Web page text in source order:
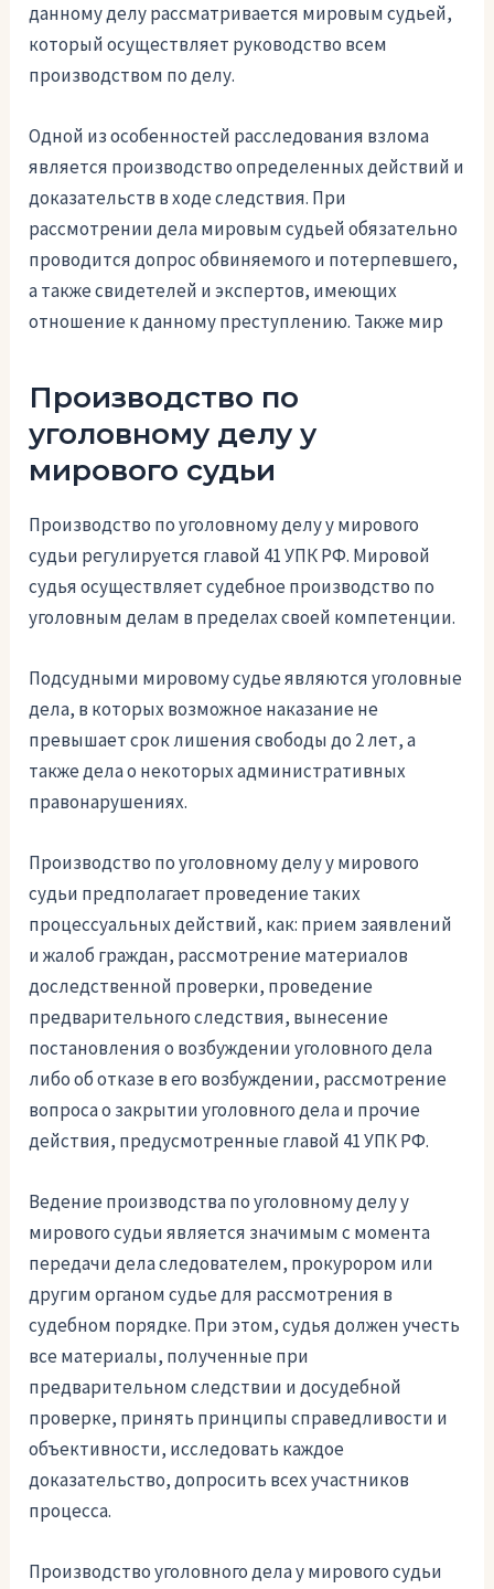
данному делу рассматривается мировым судьей,
который осуществляет руководство всем
производством по делу.
Одной из особенностей расследования взлома
является производство определенных действий и
доказательств в ходе следствия. При
рассмотрении дела мировым судьей обязательно
проводится допрос обвиняемого и потерпевшего,
а также свидетелей и экспертов, имеющих
отношение к данному преступлению. Также мир
Производство по
уголовному делу у
мирового судьи
Производство по уголовному делу у мирового
судьи регулируется главой 41 УПК РФ. Мировой
судья осуществляет судебное производство по
уголовным делам в пределах своей компетенции.
Подсудными мировому судье являются уголовные
дела, в которых возможное наказание не
превышает срок лишения свободы до 2 лет, а
также дела о некоторых административных
правонарушениях.
Производство по уголовному делу у мирового
судьи предполагает проведение таких
процессуальных действий, как: прием заявлений
и жалоб граждан, рассмотрение материалов
доследственной проверки, проведение
предварительного следствия, вынесение
постановления о возбуждении уголовного дела
либо об отказе в его возбуждении, рассмотрение
вопроса о закрытии уголовного дела и прочие
действия, предусмотренные главой 41 УПК РФ.
Ведение производства по уголовному делу у
мирового судьи является значимым с момента
передачи дела следователем, прокурором или
другим органом судье для рассмотрения в
судебном порядке. При этом, судья должен учесть
все материалы, полученные при
предварительном следствии и досудебной
проверке, принять принципы справедливости и
объективности, исследовать каждое
доказательство, допросить всех участников
процесса.
Производство уголовного дела у мирового судьи